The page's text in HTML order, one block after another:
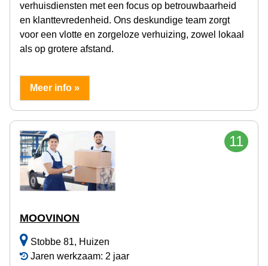
verhuisdiensten met een focus op betrouwbaarheid
en klanttevredenheid. Ons deskundige team zorgt
voor een vlotte en zorgeloze verhuizing, zowel lokaal
als op grotere afstand.
Meer info »
11
MOOVINON
Stobbe 81, Huizen
Jaren werkzaam: 2 jaar